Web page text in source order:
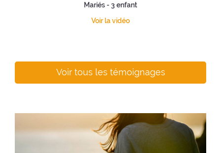
Mariés - 3 enfant
Voir la vidéo
Voir tous les témoignages